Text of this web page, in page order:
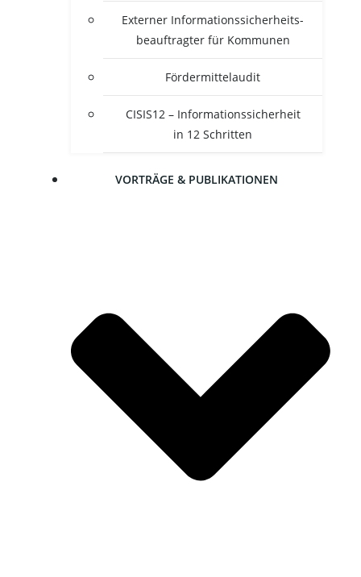
Exter­ner Infor­ma­ti­ons­si­cher­heits­
be­auf­trag­ter für Kommunen
För­der­mit­tel­au­dit
CISIS12 – Infor­ma­ti­ons­si­cher­heit
in 12 Schritten
VOR­TRÄ­GE & PUBLIKATIONEN